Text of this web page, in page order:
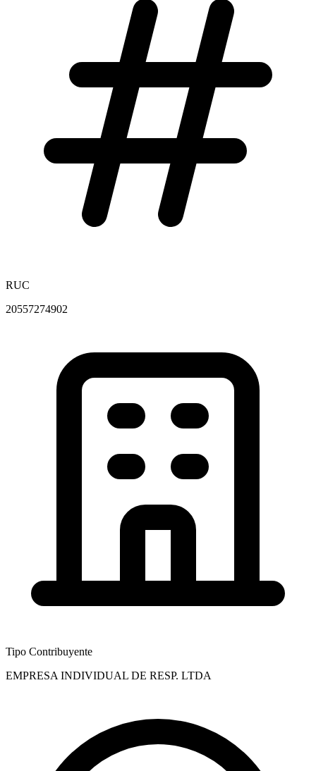
RUC
20557274902
Tipo Contribuyente
EMPRESA INDIVIDUAL DE RESP. LTDA